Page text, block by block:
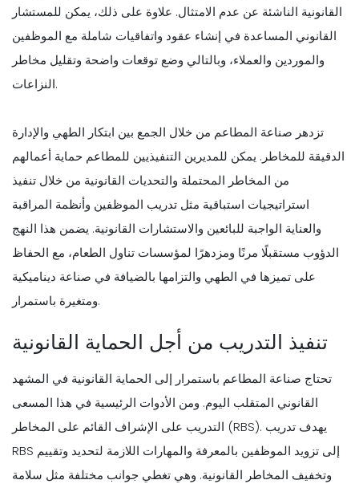
القانونية الناشئة عن عدم الامتثال. علاوة على ذلك، يمكن للمستشار
القانوني المساعدة في إنشاء عقود واتفاقيات شاملة مع الموظفين
والموردين والعملاء، وبالتالي وضع توقعات واضحة وتقليل مخاطر
النزاعات.
تزدهر صناعة المطاعم من خلال الجمع بين ابتكار الطهي والإدارة
الدقيقة للمخاطر. يمكن للمديرين التنفيذيين للمطاعم حماية أعمالهم
من المخاطر المحتملة والتحديات القانونية من خلال تنفيذ
استراتيجيات استباقية مثل تدريب الموظفين وأنظمة المراقبة
والعناية الواجبة للبائعين والاستشارات القانونية. يضمن هذا النهج
الدؤوب مستقبلًا مرنًا ومزدهرًا لمؤسسات تناول الطعام، مع الحفاظ
على تميزها في الطهي والتزامها بالضيافة في صناعة ديناميكية
ومتغيرة باستمرار.
تنفيذ التدريب من أجل الحماية القانونية
تحتاج صناعة المطاعم باستمرار إلى الحماية القانونية في المشهد
القانوني المتقلب اليوم. ومن الأدوات الرئيسية في هذا المسعى
التدريب على الإشراف القائم على المخاطر (RBS). يهدف تدريب
RBS إلى تزويد الموظفين بالمعرفة والمهارات اللازمة لتحديد وتقييم
وتخفيف المخاطر القانونية. وهي تغطي جوانب مختلفة مثل سلامة